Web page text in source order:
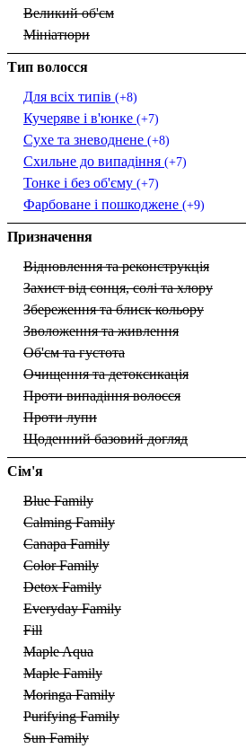
Великий об'єм
Мініатюри
Тип волосся
Для всіх типів (+8)
Кучеряве і в'юнке (+7)
Сухе та зневоднене (+8)
Схильне до випадіння (+7)
Тонке і без об'єму (+7)
Фарбоване і пошкоджене (+9)
Призначення
Відновлення та реконструкція
Захист від сонця, солі та хлору
Збереження та блиск кольору
Зволоження та живлення
Об'єм та густота
Очищення та детоксикація
Проти випадіння волосся
Проти лупи
Щоденний базовий догляд
Сім'я
Blue Family
Calming Family
Canapa Family
Color Family
Detox Family
Everyday Family
Fill
Maple Aqua
Maple Family
Moringa Family
Purifying Family
Sun Family